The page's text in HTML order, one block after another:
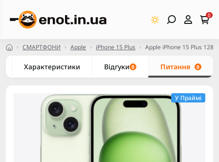
0
СМАРТФОНИ Apple iPhone 15 Plus Apple iPhone 15 Plus
Характеристики Відгуки 0 Питання 0
У Праймі